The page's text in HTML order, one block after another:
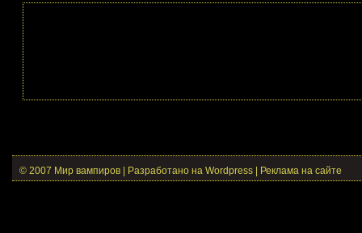
© 2007 Мир вампиров | Разработано на Wordpress | Реклама на сайте